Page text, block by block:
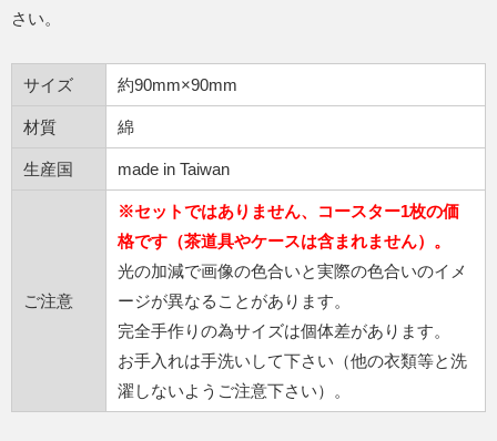
さい。
サイズ 約90mm×90mm
材質 綿
生産国 made in Taiwan
ご注意
※セットではありません、コースター1枚の価
格です（茶道具やケースは含まれません）。
光の加減で画像の色合いと実際の色合いのイメ
ージが異なることがあります。
完全手作りの為サイズは個体差があります。
お手入れは手洗いして下さい（他の衣類等と洗
濯しないようご注意下さい）。